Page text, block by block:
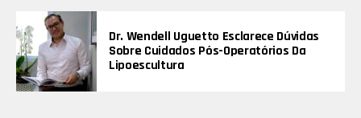
Dr. Wendell Uguetto Esclarece Dúvidas
Sobre Cuidados Pós-Operatórios Da
Lipoescultura